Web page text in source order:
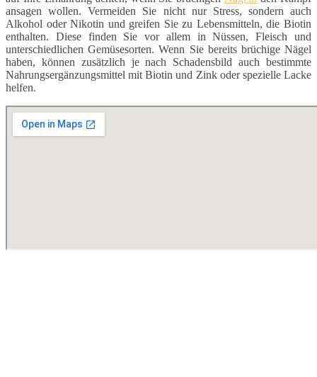
ansagen wollen. Vermeiden Sie nicht nur Stress, sondern auch
Alkohol oder Nikotin und greifen Sie zu Lebensmitteln, die Biotin
enthalten. Diese finden Sie vor allem in Nüssen, Fleisch und
unterschiedlichen Gemüsesorten. Wenn Sie bereits brüchige Nägel
haben, können zusätzlich je nach Schadensbild auch bestimmte
Nahrungsergänzungsmittel mit Biotin und Zink oder spezielle Lacke
helfen.